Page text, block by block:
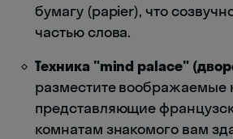
бумагу (papier), что
частью слова.
Техника "mind palace"
разместите воображаемые
представляющие
комнатам знакомого вам